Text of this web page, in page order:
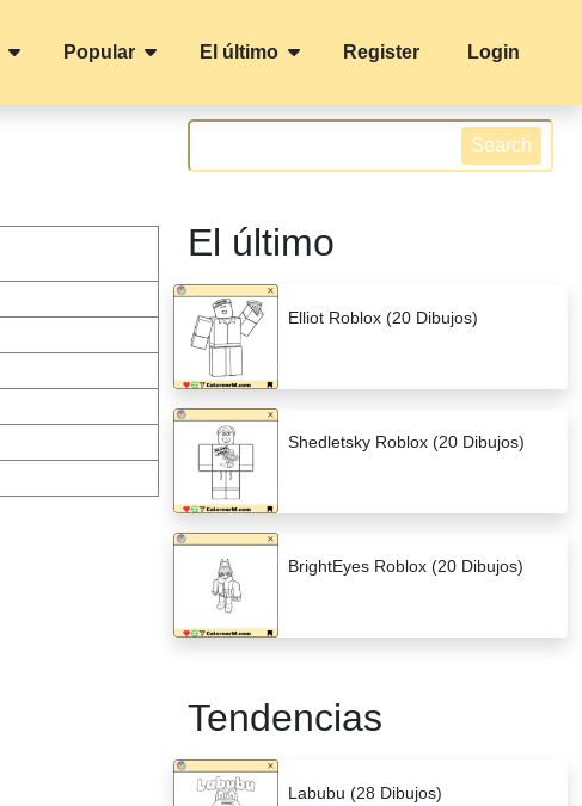
Popular El último Register Login
Search
El último
Elliot Roblox (20 Dibujos)
Shedletsky Roblox (20 Dibujos)
BrightEyes Roblox (20 Dibujos)
Tendencias
Labubu (28 Dibujos)